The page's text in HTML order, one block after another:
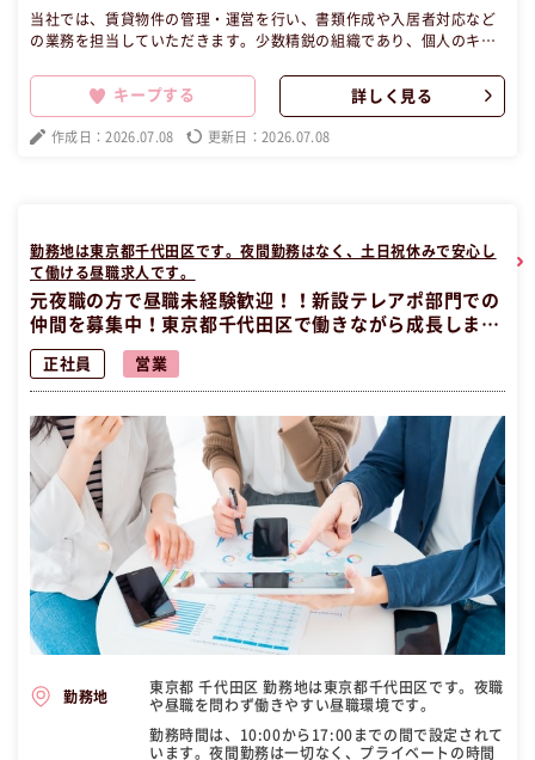
当社では、賃貸物件の管理・運営を行い、書類作成や入居者対応など
の業務を担当していただきます。少数精鋭の組織であり、個人のキャ
成果に応じた賞与や昇給も魅力です。働きながら不動産業界で専門性
を高め、成長市場での昼職キャリア形成を目指す方を求めています。
ライフスタイルに合わせた働き方が可能です。夜職の方大歓迎の昼職
求人です！ この昼職求人は東京都港区正社員事務の昼職へ転職したい
キープする 詳しく見る
作成日：2026.07.08 更新日：2026.07.08
勤務地は東京都千代田区です。夜間勤務はなく、土日祝休みで安心し
て働ける昼職求人です。
元夜職の方で昼職未経験歓迎！！新設テレアポ部門での
仲間を募集中！東京都千代田区で働きながら成長しませ
んか？
正社員 営業
勤務地
東京都 千代田区 勤務地は東京都千代田区です。夜職
や昼職を問わず働きやすい昼職環境です。
勤務時間は、10:00から17:00までの間で設定されて
います。夜間勤務は一切なく、プライベートの時間